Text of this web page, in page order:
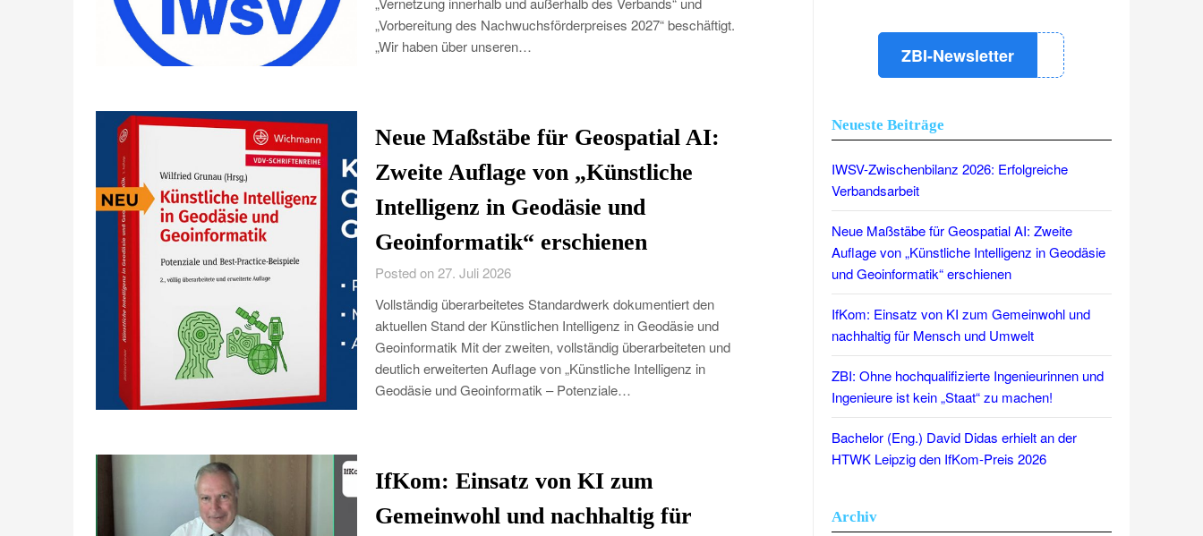
„Vorbereitung des Nachwuchsförderpreises 2027“ beschäftigt.
„Wir haben über unseren…
Neue Maßstäbe für Geospatial AI:
Zweite Auflage von „Künstliche
Intelligenz in Geodäsie und
Geoinformatik“ erschienen
Posted on 27. Juli 2026
Vollständig überarbeitetes Standardwerk dokumentiert den
aktuellen Stand der Künstlichen Intelligenz in Geodäsie und
Geoinformatik Mit der zweiten, vollständig überarbeiteten und
deutlich erweiterten Auflage von „Künstliche Intelligenz in
Geodäsie und Geoinformatik – Potenziale…
IfKom: Einsatz von KI zum
Gemeinwohl und nachhaltig für
ZBI-Newsletter
Neueste Beiträge
IWSV-Zwischenbilanz 2026: Erfolgreiche
Verbandsarbeit
Neue Maßstäbe für Geospatial AI: Zweite
Auflage von „Künstliche Intelligenz in Geodäsie
und Geoinformatik“ erschienen
IfKom: Einsatz von KI zum Gemeinwohl und
nachhaltig für Mensch und Umwelt
ZBI: Ohne hochqualifizierte Ingenieurinnen und
Ingenieure ist kein „Staat“ zu machen!
Bachelor (Eng.) David Didas erhielt an der
HTWK Leipzig den IfKom-Preis 2026
Archiv